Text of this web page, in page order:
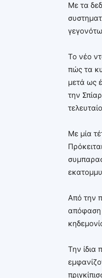
Με τα
Το νέο
πώς τα
μετά ως
την
Με μία
Από την
απόφαση
Την ίδια